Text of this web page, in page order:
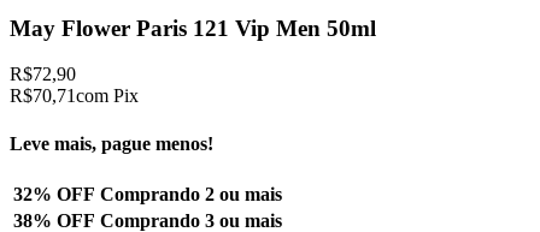
May Flower Paris 121 Vip Men 50ml
R$72,90
R$70,71com Pix
Leve mais, pague menos!
32% OFF Comprando 2 ou mais
38% OFF Comprando 3 ou mais